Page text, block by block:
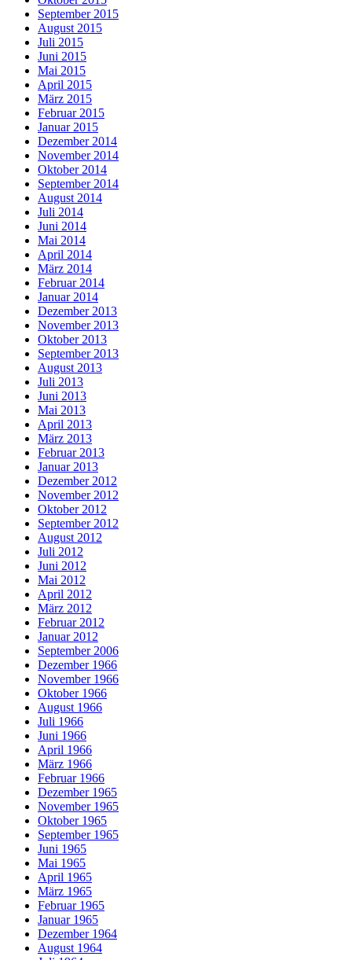
September 2015
August 2015
Juli 2015
Juni 2015
Mai 2015
April 2015
März 2015
Februar 2015
Januar 2015
Dezember 2014
November 2014
Oktober 2014
September 2014
August 2014
Juli 2014
Juni 2014
Mai 2014
April 2014
März 2014
Februar 2014
Januar 2014
Dezember 2013
November 2013
Oktober 2013
September 2013
August 2013
Juli 2013
Juni 2013
Mai 2013
April 2013
März 2013
Februar 2013
Januar 2013
Dezember 2012
November 2012
Oktober 2012
September 2012
August 2012
Juli 2012
Juni 2012
Mai 2012
April 2012
März 2012
Februar 2012
Januar 2012
September 2006
Dezember 1966
November 1966
Oktober 1966
August 1966
Juli 1966
Juni 1966
April 1966
März 1966
Februar 1966
Dezember 1965
November 1965
Oktober 1965
September 1965
Juni 1965
Mai 1965
April 1965
März 1965
Februar 1965
Januar 1965
Dezember 1964
August 1964